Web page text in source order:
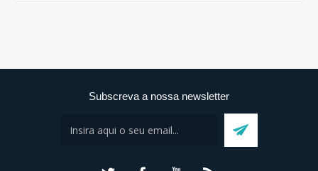
Subscreva a nossa newsletter